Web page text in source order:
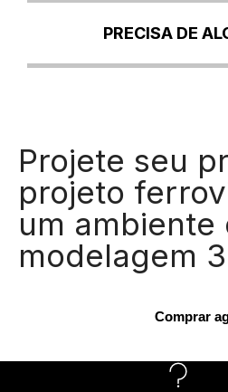
PRECISA DE
Projete seu
projeto
um ambiente
modelagem
Comprar